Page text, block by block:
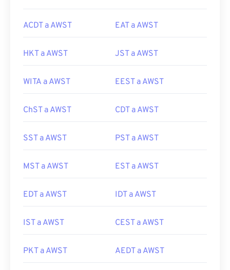
ACDT a AWST EAT a AWST
HKT a AWST JST a AWST
WITA a AWST EEST a AWST
ChST a AWST CDT a AWST
SST a AWST PST a AWST
MST a AWST EST a AWST
EDT a AWST IDT a AWST
IST a AWST CEST a AWST
PKT a AWST AEDT a AWST